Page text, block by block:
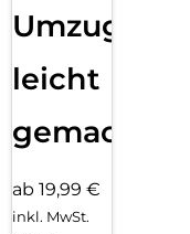
Umzug
leicht
gemacht!
ab 19,99 €
inkl. MwSt.